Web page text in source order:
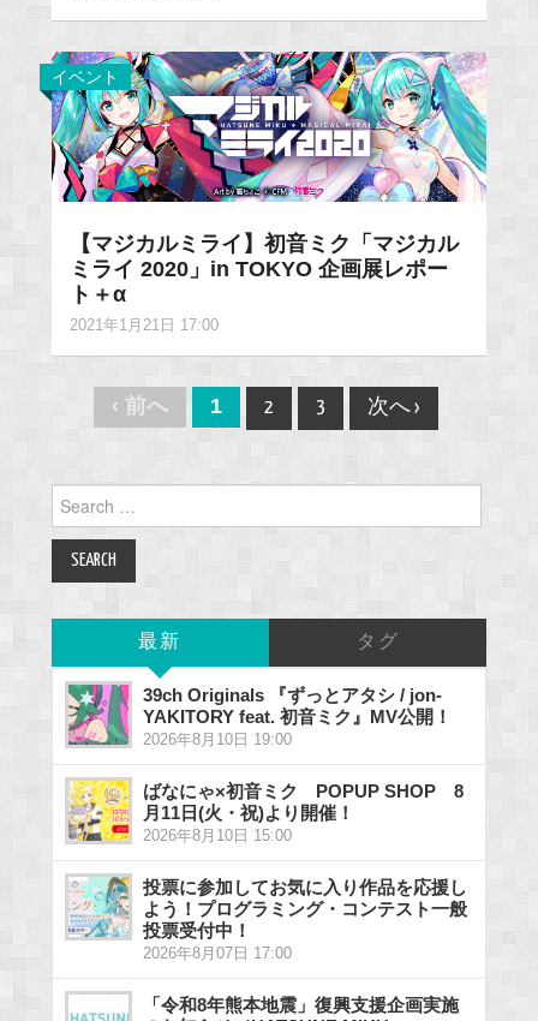
イベント
【マジカルミライ】初音ミク「マジカル
ミライ 2020」in TOKYO 企画展レポー
ト＋α
2021年1月21日 17:00
Post
navigation
‹ 前へ 1 2 3 次へ ›
for:
最新 タグ
39ch Originals 『ずっとアタシ / jon-
YAKITORY feat. 初音ミク』MV公開！
2026年8月10日 19:00
ばなにゃ×初音ミク POPUP SHOP 8
月11日(火・祝)より開催！
2026年8月10日 15:00
投票に参加してお気に入り作品を応援し
よう！プログラミング・コンテスト一般
投票受付中！
2026年8月07日 17:00
「令和8年熊本地震」復興支援企画実施